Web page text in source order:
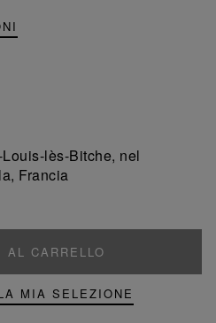
lès-Bitche, nel
Francia
AL CARRELLO
MIA SELEZIONE